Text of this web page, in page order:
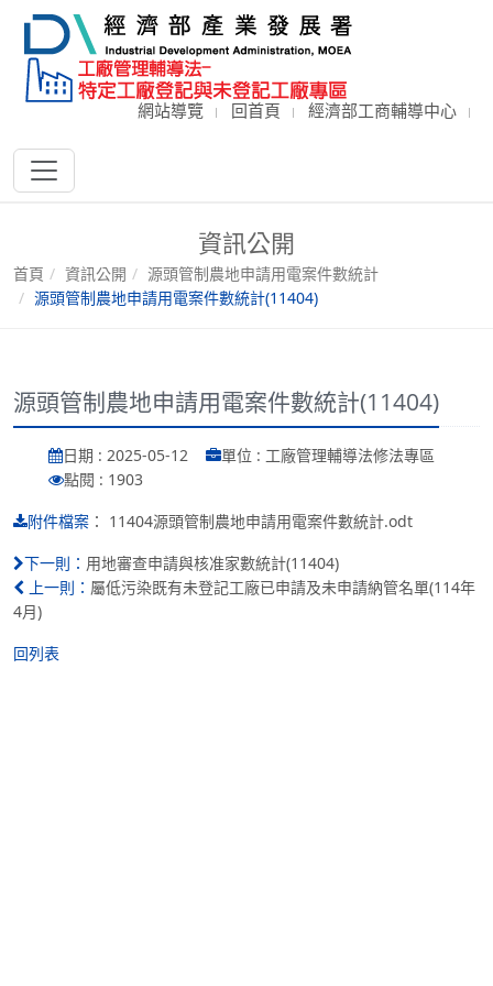
網站導覽 回首頁 經濟部工商輔導中心
資訊公開
首頁 資訊公開
源頭管制農地申請用電案件數統計
源頭管制農地申請用電案件數統計(11404)
源頭管制農地申請用電案件數統計(11404)
日期 : 2025-05-12
單位 : 工廠管理輔導法修法專區
點閱 : 1903
附件檔案 ： 11404源頭管制農地申請用電案件數統計.odt
下一則： 用地審查申請與核准家數統計(11404)
上一則： 屬低污染既有未登記工廠已申請及未申請納管名單(114年
4月)
回列表